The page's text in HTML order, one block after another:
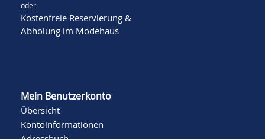
oder
Kostenfreie Reservierung &
Abholung im Modehaus
Mein Benutzerkonto
Übersicht
Kontoinformationen